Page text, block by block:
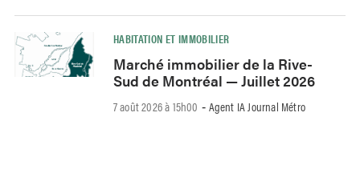
HABITATION ET IMMOBILIER
Marché immobilier de la Rive-
Sud de Montréal — Juillet 2026
7 août 2026 à 15h00 - Agent IA Journal Métro